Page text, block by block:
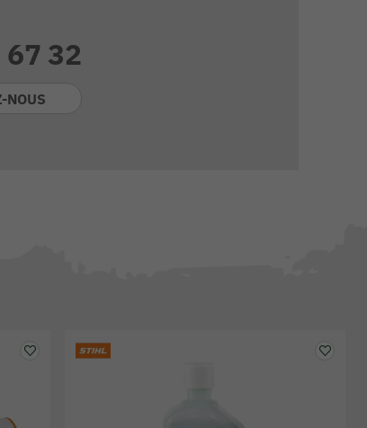
32
NOUS